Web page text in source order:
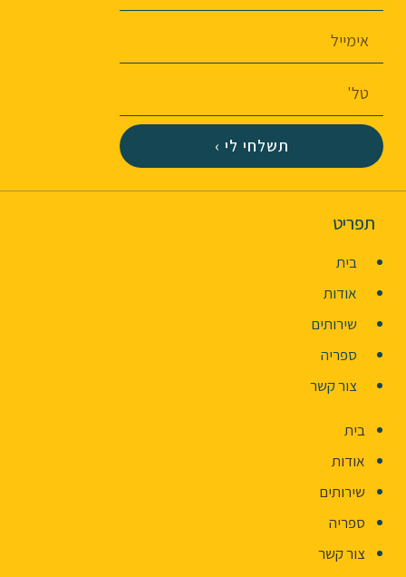
תשלחי לי ›
תפריט
בית
אודות
שירותים
ספריה
צור קשר
בית
אודות
שירותים
ספריה
צור קשר